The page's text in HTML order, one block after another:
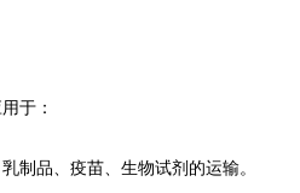
于：
制品、疫苗、生物试剂的运输。